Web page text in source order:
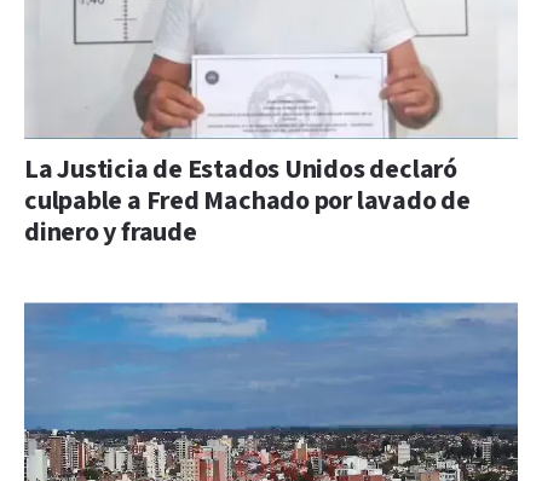
La Justicia de Estados Unidos declaró
culpable a Fred Machado por lavado de
dinero y fraude